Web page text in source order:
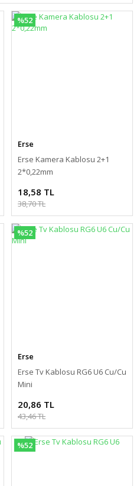
%52
Erse
Erse Kamera Kablosu 2+1
2*0,22mm
18,58 TL
38,70 TL
%52
Erse
Erse Tv Kablosu RG6 U6 Cu/Cu
Mini
20,86 TL
43,46 TL
%52